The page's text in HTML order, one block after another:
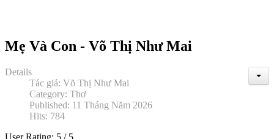
Mẹ Và Con - Võ Thị Như Mai
Details
Tác giả: Võ Thị Như Mai
Category: Thơ
Published: 11 Tháng Năm 2026
Hits: 784
User Rating: 5 / 5